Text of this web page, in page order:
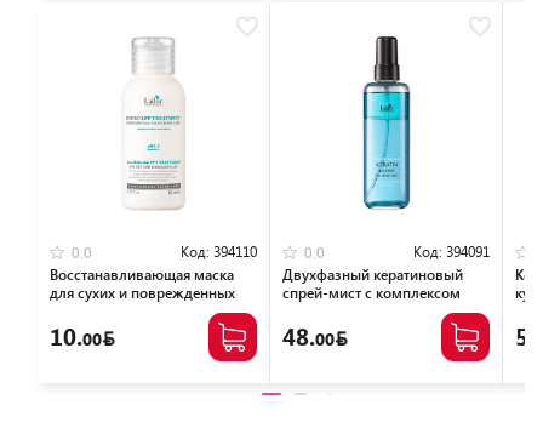
0.0 Код: 394110
Восстанавливающая маска
для сухих и поврежденных
Treatment, 50 мл
10.00
0.0 Код: 394091
Двухфазный кератиновый
спрей-мист с комплексом
масел Lador Keratin Layered Oil
Hair Mist, 130 мл
48.00
мл.